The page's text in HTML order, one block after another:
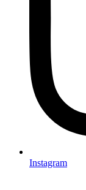
Instagram